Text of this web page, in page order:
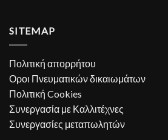
SITEMAP
Πολιτική απορρήτου
Οροι Πνευματικών δικαιωμάτων
Πολιτική Cookies
Συνεργασία με Καλλιτέχνες
Συνεργασίες μεταπωλητών